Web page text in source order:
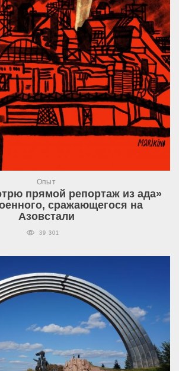
Опыт
прямой репортаж из ада»
сражающегося на
Азовстали
39 301